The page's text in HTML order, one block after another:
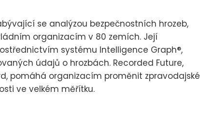
se analýzou bezpečnostních hrozeb,
organizacím v 80 zemích. Její
systému Intelligence Graph®,
údajů o hrozbách. Recorded Future,
pomáhá organizacím proměnit zpravodajské
ve velkém měřítku.